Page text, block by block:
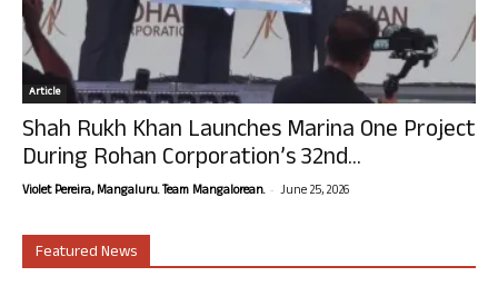
Article
Shah Rukh Khan Launches Marina One Project
During Rohan Corporation’s 32nd...
Violet Pereira, Mangaluru. Team Mangalorean. - June 25, 2026
Featured News